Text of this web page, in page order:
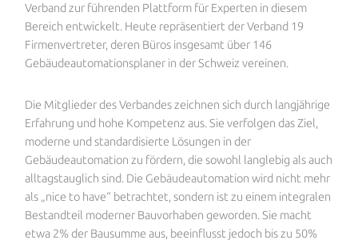
Verband zur führenden Plattform für Experten in diesem
Bereich entwickelt. Heute repräsentiert der Verband 19
Firmenvertreter, deren Büros insgesamt über 146
Gebäudeautomationsplaner in der Schweiz vereinen.
Die Mitglieder des Verbandes zeichnen sich durch langjährige
Erfahrung und hohe Kompetenz aus. Sie verfolgen das Ziel,
moderne und standardisierte Lösungen in der
Gebäudeautomation zu fördern, die sowohl langlebig als auch
alltagstauglich sind. Die Gebäudeautomation wird nicht mehr
als „nice to have“ betrachtet, sondern ist zu einem integralen
Bestandteil moderner Bauvorhaben geworden. Sie macht
etwa 2% der Bausumme aus, beeinflusst jedoch bis zu 50%